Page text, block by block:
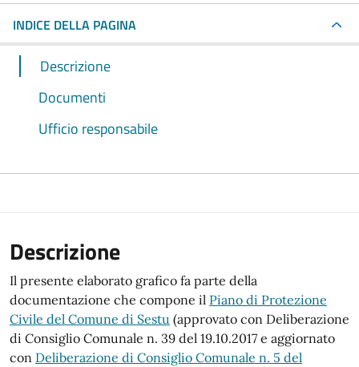
INDICE DELLA PAGINA
Descrizione
Documenti
Ufficio responsabile
Descrizione
Il presente elaborato grafico fa parte della
documentazione che compone il Piano di Protezione
Civile del Comune di Sestu (approvato con Deliberazione
di Consiglio Comunale n. 39 del 19.10.2017 e aggiornato
con Deliberazione di Consiglio Comunale n. 5 del